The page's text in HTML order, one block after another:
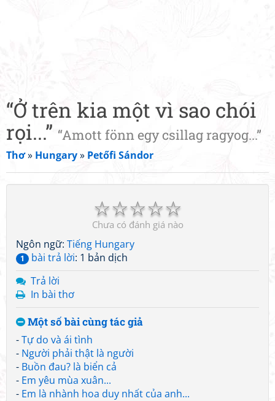
“Ở trên kia một vì sao chói
rọi...” “Amott fönn egy csillag ragyog...”
Thơ» Hungary» Petőfi Sándor
☆
☆
☆
☆
☆
Chưa có đánh giá nào
Ngôn ngữ: Tiếng Hungary
1 bài trả lời: 1 bản dịch
Trả lời
In bài thơ
Một số bài cùng tác giả
-Tự do và ái tình
- Người phải thật là người
- Buồn đau? là biển cả
- Em yêu mùa xuân...
- Em là nhành hoa duy nhất của anh...